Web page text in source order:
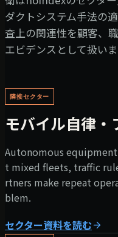
ダクトシステム手法の
査上の関連性を顧客、
エビデンスとして扱いま
隣接セクター
モバイル自律・
Autonomous
t mixed fleets, traffic
rtners make repeat
blem.
セクター資料を読む